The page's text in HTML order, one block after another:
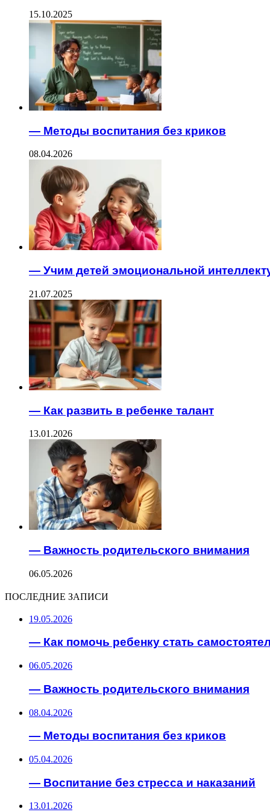
15.10.2025
— Методы воспитания без криков
08.04.2026
— Учим детей эмоциональной
21.07.2025
— Как развить в ребенке талант
13.01.2026
— Важность родительского внимания
06.05.2026
ПОСЛЕДНИЕ ЗАПИСИ
19.05.2026
— Как помочь ребенку стать
06.05.2026
— Важность родительского внимания
08.04.2026
— Методы воспитания без криков
05.04.2026
— Воспитание без стресса и наказаний
13.01.2026